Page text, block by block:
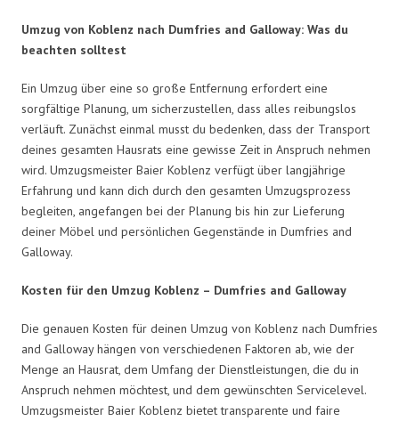
Umzug von Koblenz nach Dumfries and Galloway: Was du
beachten solltest
Ein Umzug über eine so große Entfernung erfordert eine
sorgfältige Planung, um sicherzustellen, dass alles reibungslos
verläuft. Zunächst einmal musst du bedenken, dass der Transport
deines gesamten Hausrats eine gewisse Zeit in Anspruch nehmen
wird. Umzugsmeister Baier Koblenz verfügt über langjährige
Erfahrung und kann dich durch den gesamten Umzugsprozess
begleiten, angefangen bei der Planung bis hin zur Lieferung
deiner Möbel und persönlichen Gegenstände in Dumfries and
Galloway.
Kosten für den Umzug Koblenz – Dumfries and Galloway
Die genauen Kosten für deinen Umzug von Koblenz nach Dumfries
and Galloway hängen von verschiedenen Faktoren ab, wie der
Menge an Hausrat, dem Umfang der Dienstleistungen, die du in
Anspruch nehmen möchtest, und dem gewünschten Servicelevel.
Umzugsmeister Baier Koblenz bietet transparente und faire